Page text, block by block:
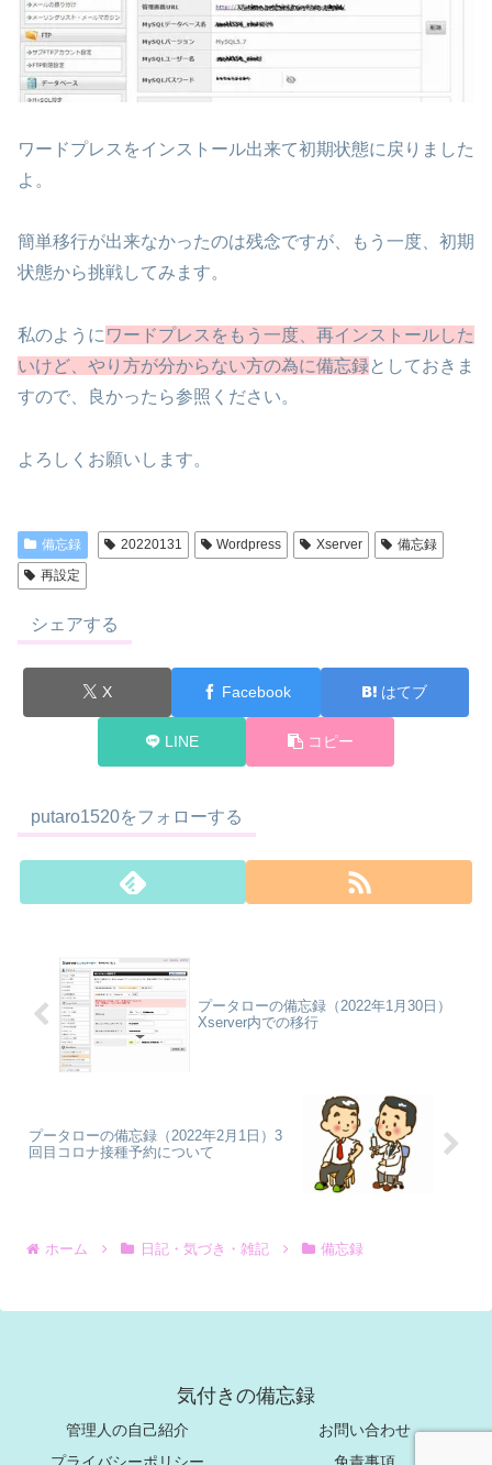
ワードプレスをインストール出来て初期状態に戻りました
よ。
簡単移行が出来なかったのは残念ですが、もう一度、初期
状態から挑戦してみます。
私のように ワードプレスをもう一度、再インストールした
いけど、やり方が分からない方の為に備忘録としておきま
すので、良かったら参照ください。
よろしくお願いします。
備忘録 20220131 Wordpress Xserver
備忘録
再設定
シェアする
X Facebook はてブ
LINE コピー
putaro1520をフォローする
プータローの備忘録（2022年1月30日）
Xserver内での移行
プータローの備忘録（2022年2月1日）3
回目コロナ接種予約について
ホーム 日記・気づき・雑記 備忘録
気付きの備忘録
管理人の自己紹介
お問い合わせ